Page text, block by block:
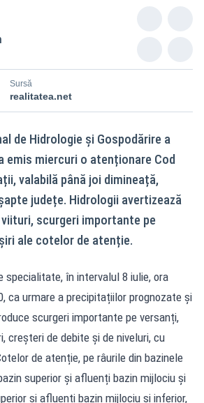
Sursă
realitatea.net
de Hidrologie și Gospodărire a
emis miercuri o atenționare Cod
valabilă până joi dimineață,
județe. Hidrologii avertizează
scurgeri importante pe
ale cotelor de atenție.
specialitate, în intervalul 8 iulie, ora
ca urmare a precipitațiilor prognozate și
scurgeri importante pe versanți,
creșteri de debite și de niveluri, cu
de atenție, pe râurile din bazinele
superior și afluenți bazin mijlociu și
și afluenți bazin mijlociu și inferior,